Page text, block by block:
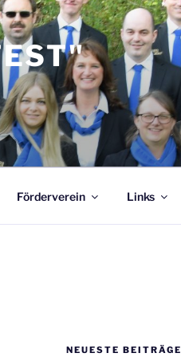
Förderverein Links
NEUESTE BEITRÄGE